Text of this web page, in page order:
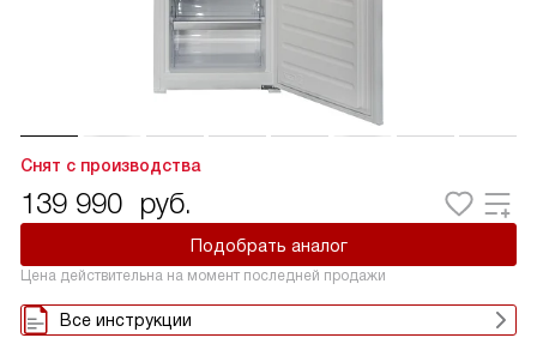
Снят с производства
139 990 руб.
Подобрать аналог
Цена действительна на момент последней продажи
Все инструкции